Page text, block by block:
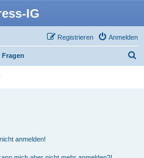
IG
Anmelden
Registrieren
anmelden!